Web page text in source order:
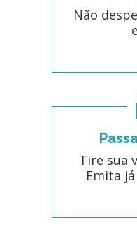
Não
Tire sua
Emita